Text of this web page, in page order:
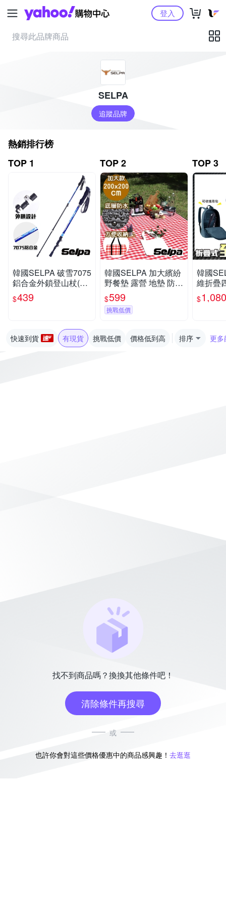
Yahoo購物中心登入
SELPA
追蹤品牌
熱銷排行榜
TOP 1
韓國SELPA 破雪7075
鋁合金外鎖登山杖(四
色任選)
$439
TOP 2
韓國SELPA 加大繽紛
野餐墊 露營 地墊 防潮
墊(三色任選)
$599
挑戰低價
TOP 3
韓國
維折疊
登山
色任選)
$1,080
快速到貨 有現貨 挑戰低價 價格低到高 排序 更多
找不到商品嗎？換換其他條件吧！
清除條件再搜尋
或
也許你會對這些價格優惠中的商品感興趣！ 去逛逛